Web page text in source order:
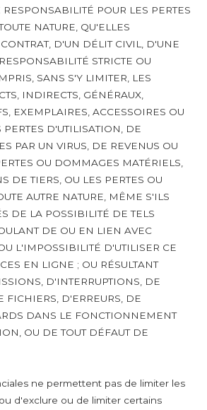
RESPONSABILITÉ POUR LES PERTES
NATURE, QU'ELLES
D'UN DÉLIT CIVIL, D'UNE
STRICTE OU
SANS S'Y LIMITER, LES
INDIRECTS, GÉNÉRAUX,
EXEMPLAIRES, ACCESSOIRES OU
PERTES D'UTILISATION, DE
PAR UN VIRUS, DE REVENUS OU
OU DOMMAGES MATÉRIELS,
DE TIERS, OU LES PERTES OU
AUTRE NATURE, MÊME S'ILS
DE LA POSSIBILITÉ DE TELS
DE OU EN LIEN AVEC
L'IMPOSSIBILITÉ D'UTILISER CE
EN LIGNE ; OU RÉSULTANT
D'INTERRUPTIONS, DE
FICHIERS, D'ERREURS, DE
DANS LE FONCTIONNEMENT
OU DE TOUT DÉFAUT DE
ne permettent pas de limiter les
d'exclure ou de limiter certains